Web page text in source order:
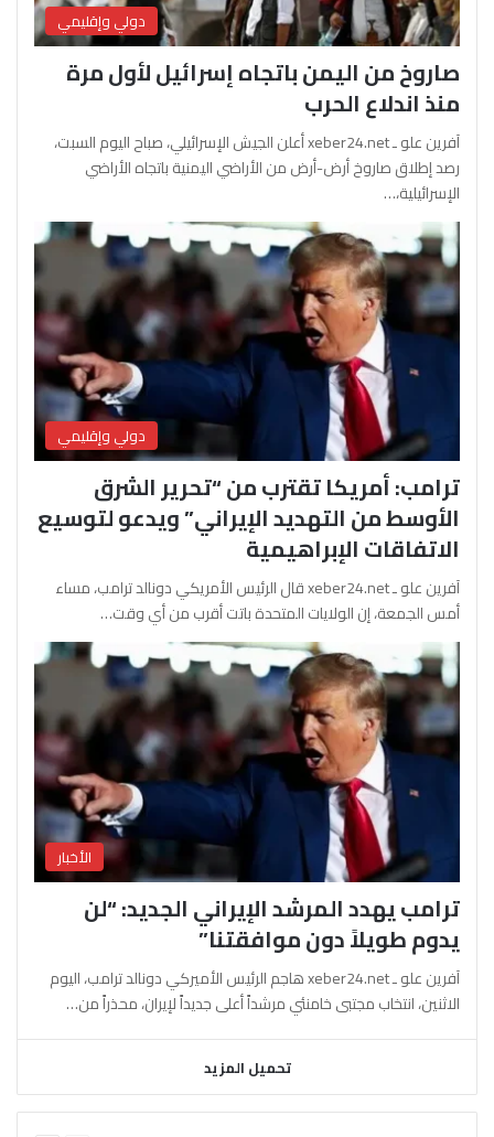
دولي وإقليمي
صاروخ من اليمن باتجاه إسرائيل لأول مرة
منذ اندلاع الحرب
آفرين علو ـ xeber24.net أعلن الجيش الإسرائيلي، صباح اليوم السبت،
رصد إطلاق صاروخ أرض-أرض من الأراضي اليمنية باتجاه الأراضي
الإسرائيلية،…
دولي وإقليمي
ترامب: أمريكا تقترب من “تحرير الشرق
الأوسط من التهديد الإيراني” ويدعو لتوسيع
الاتفاقات الإبراهيمية
آفرين علو ـ xeber24.net قال الرئيس الأمريكي دونالد ترامب، مساء
أمس الجمعة، إن الولايات المتحدة باتت أقرب من أي وقت…
الأخبار
ترامب يهدد المرشد الإيراني الجديد: “لن
يدوم طويلاً دون موافقتنا”
آفرين علو ـ xeber24.net هاجم الرئيس الأميركي دونالد ترامب، اليوم
الاثنين، انتخاب مجتبى خامنئي مرشداً أعلى جديداً لإيران، محذراً من…
تحميل المزيد